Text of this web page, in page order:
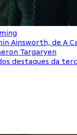
Ainsworth, de A
Targaryen
destaques da